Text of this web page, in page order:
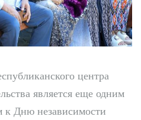
центра
является еще одним
Дню независимости